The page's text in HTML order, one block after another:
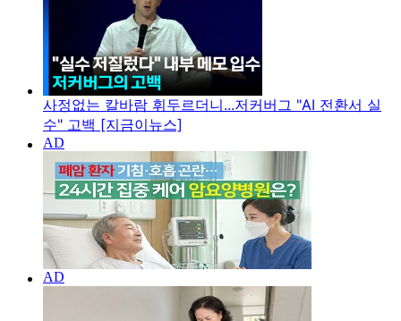
사정없는 칼바람 휘두르더니...저커버그 "AI 전환서 실
수" 고백 [지금이뉴스]